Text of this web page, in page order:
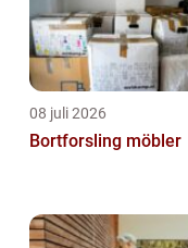
08 juli 2026
Bortforsling möbler